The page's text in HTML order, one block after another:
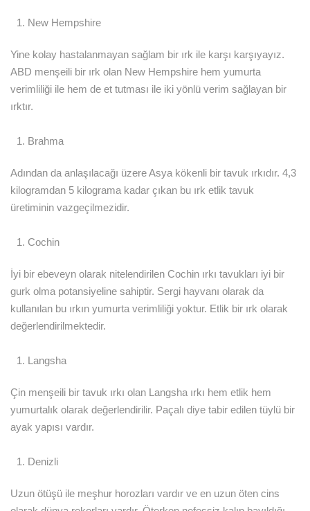
New Hempshire
Yine kolay hastalanmayan sağlam bir ırk ile karşı karşıyayız.
ABD menşeili bir ırk olan New Hempshire hem yumurta
verimliliği ile hem de et tutması ile iki yönlü verim sağlayan bir
ırktır.
Brahma
Adından da anlaşılacağı üzere Asya kökenli bir tavuk ırkıdır. 4,3
kilogramdan 5 kilograma kadar çıkan bu ırk etlik tavuk
üretiminin vazgeçilmezidir.
Cochin
İyi bir ebeveyn olarak nitelendirilen Cochin ırkı tavukları iyi bir
gurk olma potansiyeline sahiptir. Sergi hayvanı olarak da
kullanılan bu ırkın yumurta verimliliği yoktur. Etlik bir ırk olarak
değerlendirilmektedir.
Langsha
Çin menşeili bir tavuk ırkı olan Langsha ırkı hem etlik hem
yumurtalık olarak değerlendirilir. Paçalı diye tabir edilen tüylü bir
ayak yapısı vardır.
Denizli
Uzun ötüşü ile meşhur horozları vardır ve en uzun öten cins